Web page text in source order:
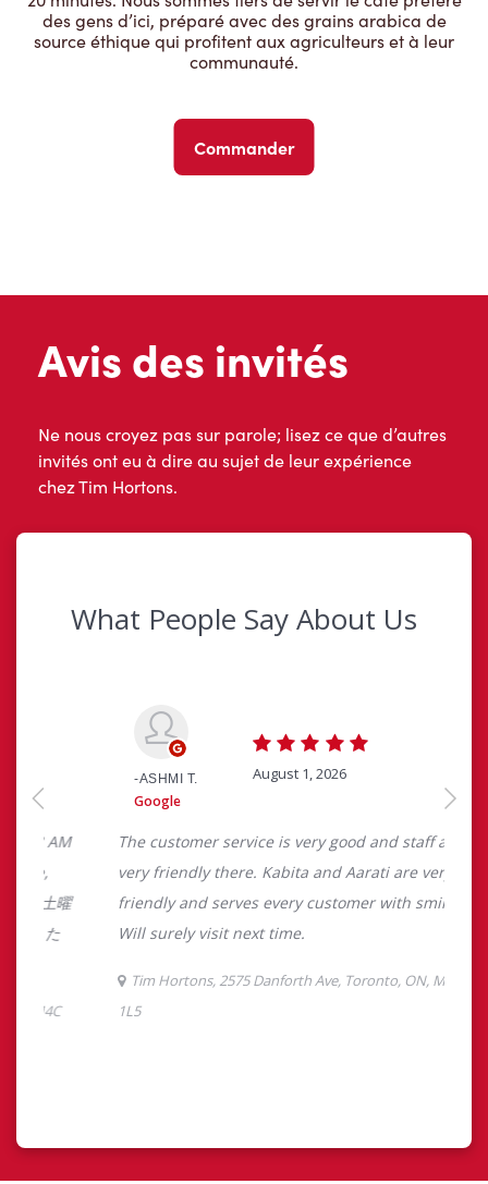
des gens d’ici, préparé avec des grains arabica de
source éthique qui profitent aux agriculteurs et à leur
communauté.
Commander
Avis des invités
Ne nous croyez pas sur parole; lisez ce que d’autres
invités ont eu à dire au sujet de leur expérience
chez Tim Hortons.